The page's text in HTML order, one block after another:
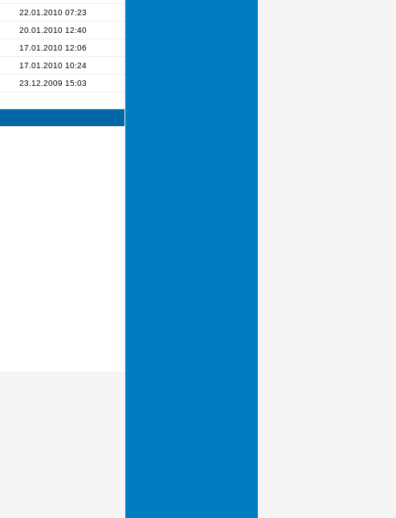
22.01.2010 07:23
20.01.2010 12:40
17.01.2010 12:06
17.01.2010 10:24
23.12.2009 15:03